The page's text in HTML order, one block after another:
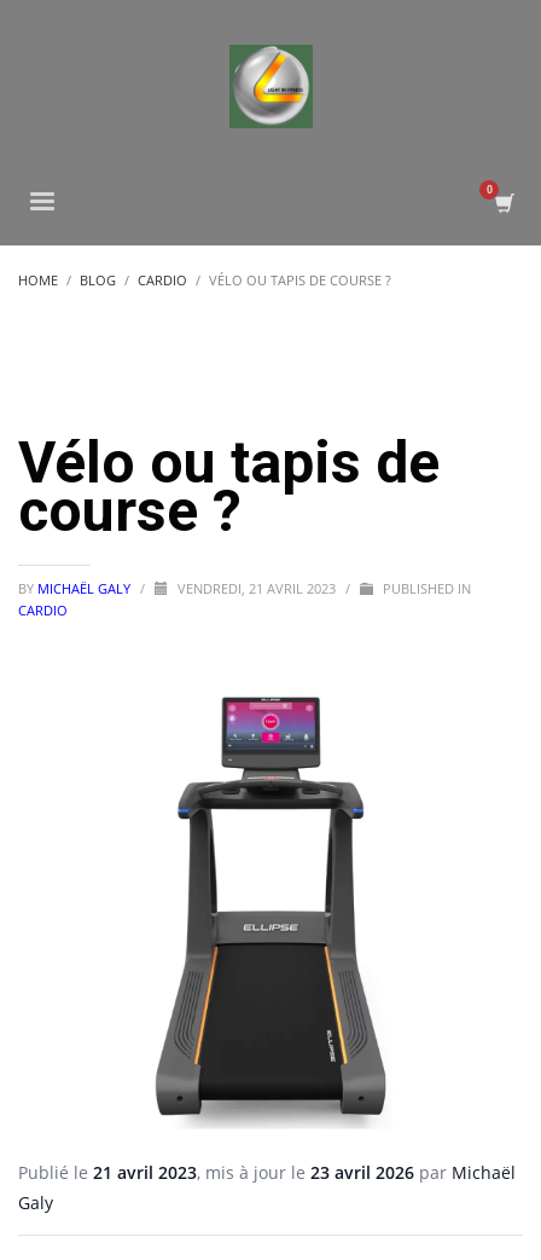
HOME BLOG CARDIO VÉLO OU TAPIS DE COURSE ?
Vélo ou tapis de
course ?
BY MICHAËL GALY / VENDREDI, 21 AVRIL 2023 /
PUBLISHED IN
CARDIO
Publié le 21 avril 2023, mis à jour le 23 avril 2026 par Michaël
Galy